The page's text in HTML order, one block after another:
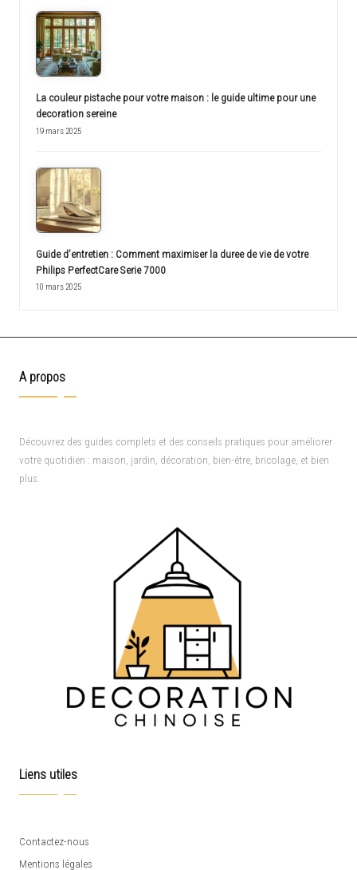
La couleur pistache pour votre maison : le guide ultime pour une
decoration sereine
19 mars 2025
Guide d’entretien : Comment maximiser la duree de vie de votre
Philips PerfectCare Serie 7000
10 mars 2025
A propos
Découvrez des guides complets et des conseils pratiques pour améliorer
votre quotidien : maison, jardin, décoration, bien-être, bricolage, et bien
plus.
Liens utiles
Contactez-nous
Mentions légales